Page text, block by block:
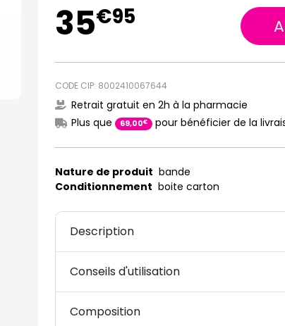
35€95
CODE CIP: 8002410067644
Retrait gratuit en 2h à la pharmacie
Plus que
69,00€ pour bénéficier de la
Nature de produit bande
Conditionnement boite carton
Description
Conseils d'utilisation
Composition